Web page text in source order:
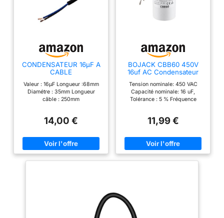
CONDENSATEUR 16µF A
CABLE
Valeur : 16µF Longueur :68mm
Diamétre : 35mm Longueur
câble : 250mm
14,00 €
BOJACK CBB60 450V
16uf AC Condensateur
Tension nominale: 450 VAC
Capacité nominale: 16 uF,
Tolérance : 5 % Fréquence
-25 ℃ à +70 / -13℉ à +158℉
courant alternatif monophasés,
tels que les micropompes à
eau, les compresseurs, les
moteurs, les ventilateurs de
11,99 €